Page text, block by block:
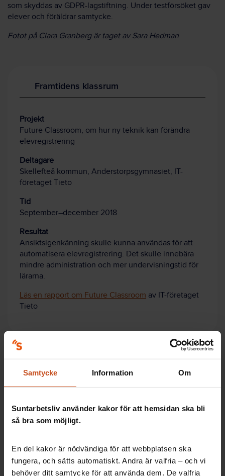
Samtycke Information Om
Suntarbetsliv använder kakor för att hemsidan ska bli
så bra som möjligt.
En del kakor är nödvändiga för att webbplatsen ska
fungera, och sätts automatiskt. Andra är valfria – och vi
behöver ditt samtycke för att använda dem. De valfria
som skyddas av GDPR-lagstiftning. Under testförsöket gav
elever och föräldrar samtycke.
Fotot på Clara Granberg är taget av Sara Hedman
Framtidens klassrum
Projekt
Future Classroom, om hur ny teknik kan förändra
elevregistrering
Deltagare
Skellefteå kommun, Anderstorpsgymnasiet, IT-
företaget Tieto
Tid
September–december 2018
Resultat
Ansiktsigenkänning skulle kunna användas för att
automatisera elevregistrering. Det skulle innebära
mindre administration och mer undervisningstid för
lärarna.
Läs en rapport om Future Classroom av IT-företaget
Tieto
Artiklar: Så gör andra
Kameror och fler vuxna gav tryggare
skola